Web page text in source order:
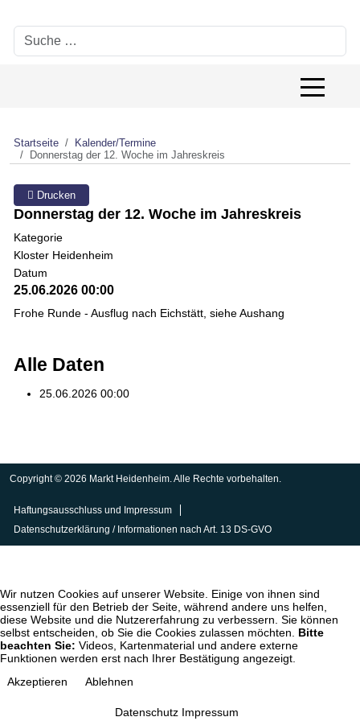
Suchen
Off-
Startseite
Kalender/Termine
Donnerstag der 12. Woche im Jahreskreis
Drucken
Donnerstag der 12. Woche im Jahreskreis
Kategorie
Kloster Heidenheim
Datum
25.06.2026 00:00
Frohe Runde - Ausflug nach Eichstätt, siehe Aushang
Alle Daten
25.06.2026 00:00
Copyright © 2026 Markt Heidenheim. Alle Rechte vorbehalten.
Haftungsausschluss und Impressum
Datenschutzerklärung / Informationen nach Art. 13 DS-GVO
Wir nutzen Cookies auf unserer Website. Einige von ihnen sind
essenziell für den Betrieb der Seite, während andere uns helfen,
diese Website und die Nutzererfahrung zu verbessern. Sie können
selbst entscheiden, ob Sie die Cookies zulassen möchten. Bitte
beachten Sie: Videos, Kartenmaterial und andere externe
Funktionen werden erst nach Ihrer Bestätigung angezeigt.
Akzeptieren
Ablehnen
Datenschutz Impressum